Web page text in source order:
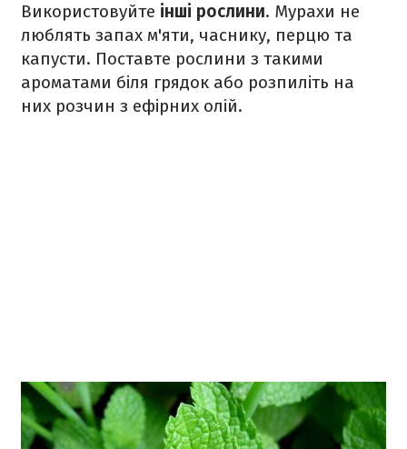
Використовуйте інші рослини. Мурахи не
люблять запах м'яти, часнику, перцю та
капусти. Поставте рослини з такими
ароматами біля грядок або розпиліть на
них розчин з ефірних олій.